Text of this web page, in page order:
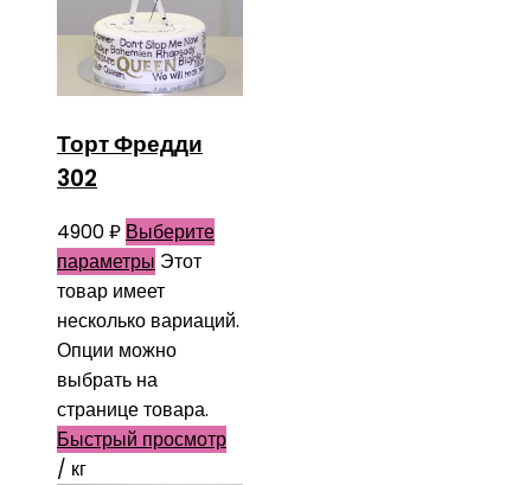
Торт Фредди
302
4900₽ Выберите
параметры Этот
товар имеет
несколько вариаций.
Опции можно
выбрать на
странице товара.
Быстрый просмотр
/ кг